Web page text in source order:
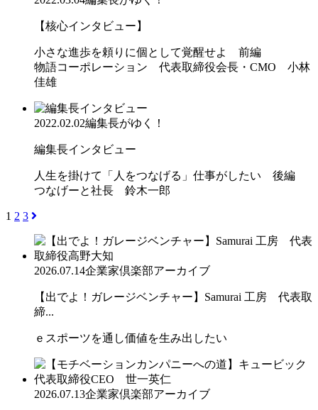
【核心インタビュー】
小さな進歩を頼りに個として覚醒せよ 前編
物語コーポレーション 代表取締役会長・CMO 小林
佳雄
2022.02.02編集長がゆく！
編集長インタビュー
人生を掛けて「人をつなげる」仕事がしたい 後編
つなげーと社長 鈴木一郎
1 2 3
2026.07.14企業家倶楽部アーカイブ
【出でよ！ガレージベンチャー】Samurai 工房 代表取
締...
ｅスポーツを通し価値を生み出したい
2026.07.13企業家倶楽部アーカイブ